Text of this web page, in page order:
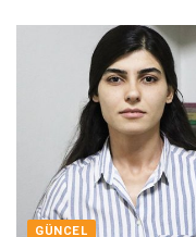
GÜNCEL